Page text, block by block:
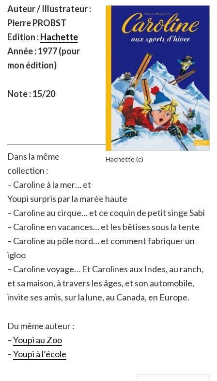
Hachette (c)
Auteur / Illustrateur :
Pierre PROBST
Edition :Hachette
Année : 1977 (pour
mon édition)
Note : 15/20
Dans la même
collection :
– Caroline à la mer… et
Youpi surpris par la marée haute
– Caroline au cirque… et ce coquin de petit singe Sabi
– Caroline en vacances… et les bêtises sous la tente
– Caroline au pôle nord… et comment fabriquer un
igloo
– Caroline voyage… Et Carolines aux Indes, au ranch,
et sa maison, à travers les âges, et son automobile,
invite ses amis, sur la lune, au Canada, en Europe.
Du même auteur :
–Youpi au Zoo
–Youpi à l’école